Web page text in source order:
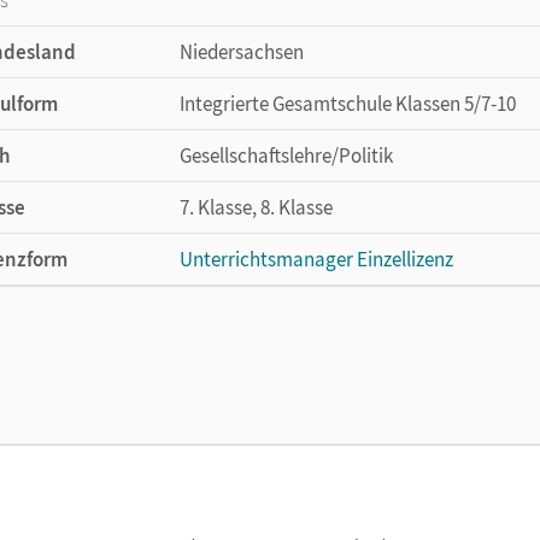
Niedersachsen
Integrierte Gesamtschule Klassen 5/7-10
Gesellschaftslehre/Politik
7. Klasse, 8. Klasse
Unterrichtsmanager Einzellizenz
Cornelsen Verlag